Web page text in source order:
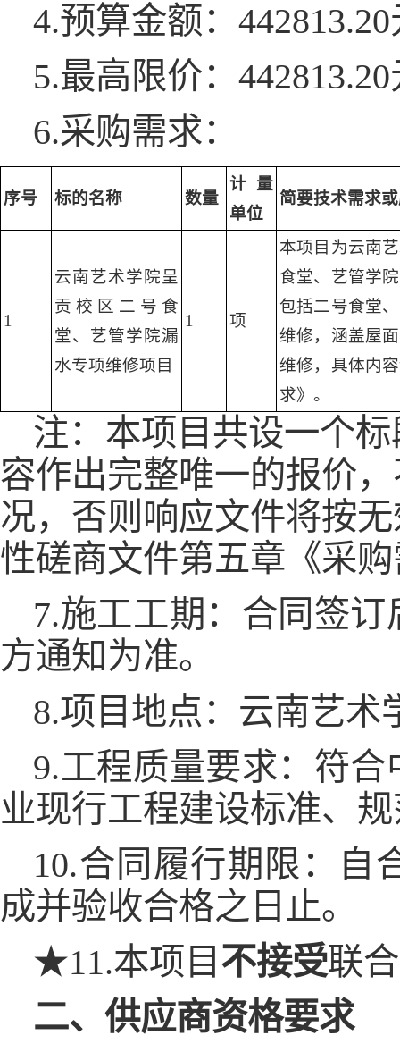
4.预算金额：
5.最高限价：
6.采购需求：
序号 标的名称 数量
计量
单位
简要技术需求
1
云南艺术学院呈
贡校区二号食
堂、艺管学院漏
水专项维修项目
1 项
本项目为云南
食堂、艺管学
包括二号食堂
维修，涵盖屋
维修，具体内
求》。
注：本项目共设一个
容作出完整唯一的报价
况，否则响应文件将按
性磋商文件第五章《采
7.施工工期：合同签
方通知为准。
8.项目地点：云南艺术
9.工程质量要求：符
业现行工程建设标准、
10.合同履行期限：自
成并验收合格之日止。
★11.本项目 不接受联
二、供应商资格要求